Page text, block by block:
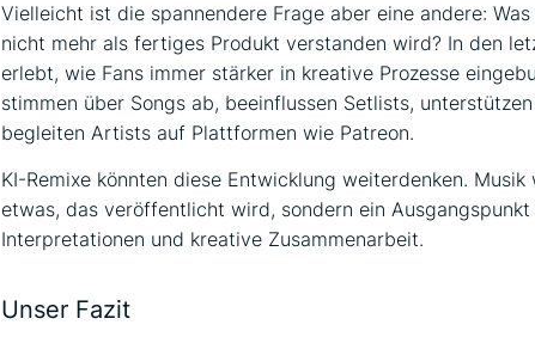
Vielleicht ist die spannendere Frage aber eine andere:
nicht mehr als fertiges Produkt verstanden wird? In den
erlebt, wie Fans immer stärker in kreative Prozesse
stimmen über Songs ab, beeinflussen Setlists,
begleiten Artists auf Plattformen wie Patreon.
KI-Remixe könnten diese Entwicklung weiterdenken.
etwas, das veröffentlicht wird, sondern ein Ausgangspunkt
Interpretationen und kreative Zusammenarbeit.
Unser Fazit